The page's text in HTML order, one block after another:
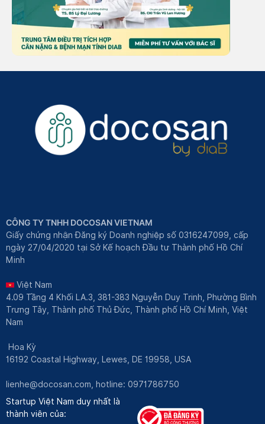
CÔNG TY TNHH DOCOSAN VIETNAM
Giấy chứng nhận Đăng ký Doanh nghiệp số 0316247099, cấp
ngày 27/04/2020 tại Sở Kế hoạch Đầu tư Thành phố Hồ Chí
Minh
Việt Nam
4.09 Tầng 4 Khối LA.3, 381-383 Nguyễn Duy Trinh, Phường Bình
Trưng Tây, Thành phố Thủ Đức, Thành phố Hồ Chí Minh, Việt
Nam
Hoa Kỳ
16192 Coastal Highway, Lewes, DE 19958, USA
lienhe@docosan.com , hotline: 0971786750
Startup Việt Nam duy nhất là
thành viên của: